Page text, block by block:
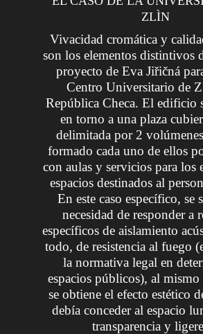
ZLÌN
Vivacidad cromática y
son los elementos distintivos
proyecto de Eva Jiřičná
Centro Universitario de
República Checa. El edificio
en torno a una plaza
delimitada por 2
formado cada uno de ellos
con aulas y servicios para los
espacios destinados al
En este caso específico, se
necesidad de responder a
específicos de aislamiento
todo, de resistencia al fuego
la normativa legal en
espacios públicos), al
se obtiene el efecto estético
debía conceder al espacio
transparencia y